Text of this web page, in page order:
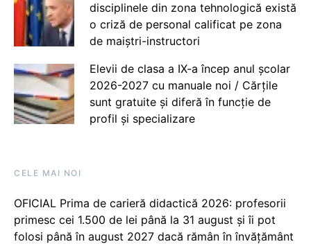
disciplinele din zona tehnologică există
o criză de personal calificat pe zona
de maiștri-instructori
Elevii de clasa a IX-a încep anul școlar
2026-2027 cu manuale noi / Cărțile
sunt gratuite și diferă în funcție de
profil și specializare
CELE MAI NOI
OFICIAL Prima de carieră didactică 2026: profesorii
primesc cei 1.500 de lei până la 31 august și îi pot
folosi până în august 2027 dacă rămân în învățământ